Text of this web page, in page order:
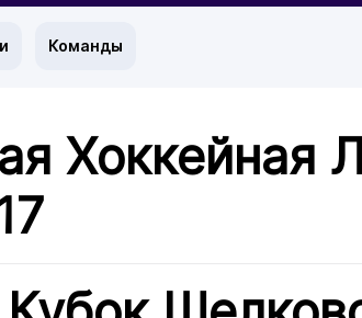
Команды
Хоккейная